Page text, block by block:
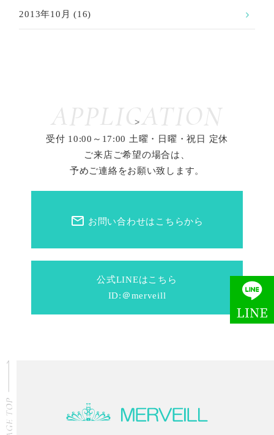
2013年10月 (16)
APPLICATION
公式LINEはこちら
ID:＠merveill
mail_outline お問い合わせはこちらから
>
受付 10:00～17:00 土曜・日曜・祝日 定休
ご来店ご希望の場合は、
予めご連絡をお願い致します。